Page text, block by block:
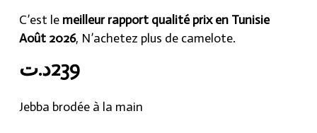
C’est le meilleur rapport qualité prix en Tunisie
Août 2026, N’achetez plus de camelote.
239د.ت
Jebba brodée à la main